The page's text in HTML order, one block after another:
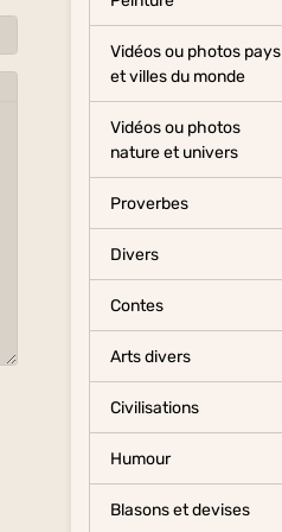
Vidéos ou photos pays
et villes du monde
Vidéos ou photos
nature et univers
Proverbes
Divers
Contes
Arts divers
Civilisations
Humour
Blasons et devises